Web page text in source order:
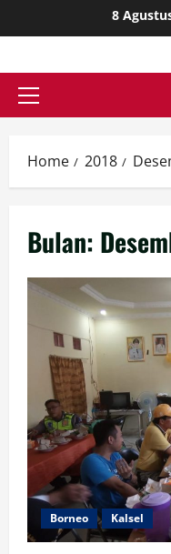
to
8
Primary
Home 2018
Bulan:
Borneo Kalsel